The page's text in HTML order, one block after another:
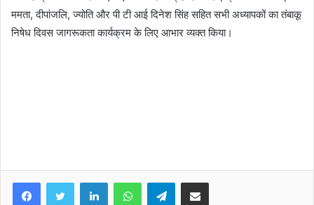
ममता, दीपांजलि, ज्योति और पी टी आई दिनेश सिंह सहित सभी अध्यापकों का तंबाकू
निषेध दिवस जागरूकता कार्यक्रम के लिए आभार व्यक्त किया।
Telegram